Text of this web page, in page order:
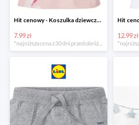
Hit cenowy - Koszulka dziewczęca
7.99 zł
*najniższa cena z 30 dni przed obniżką
12.99 zł